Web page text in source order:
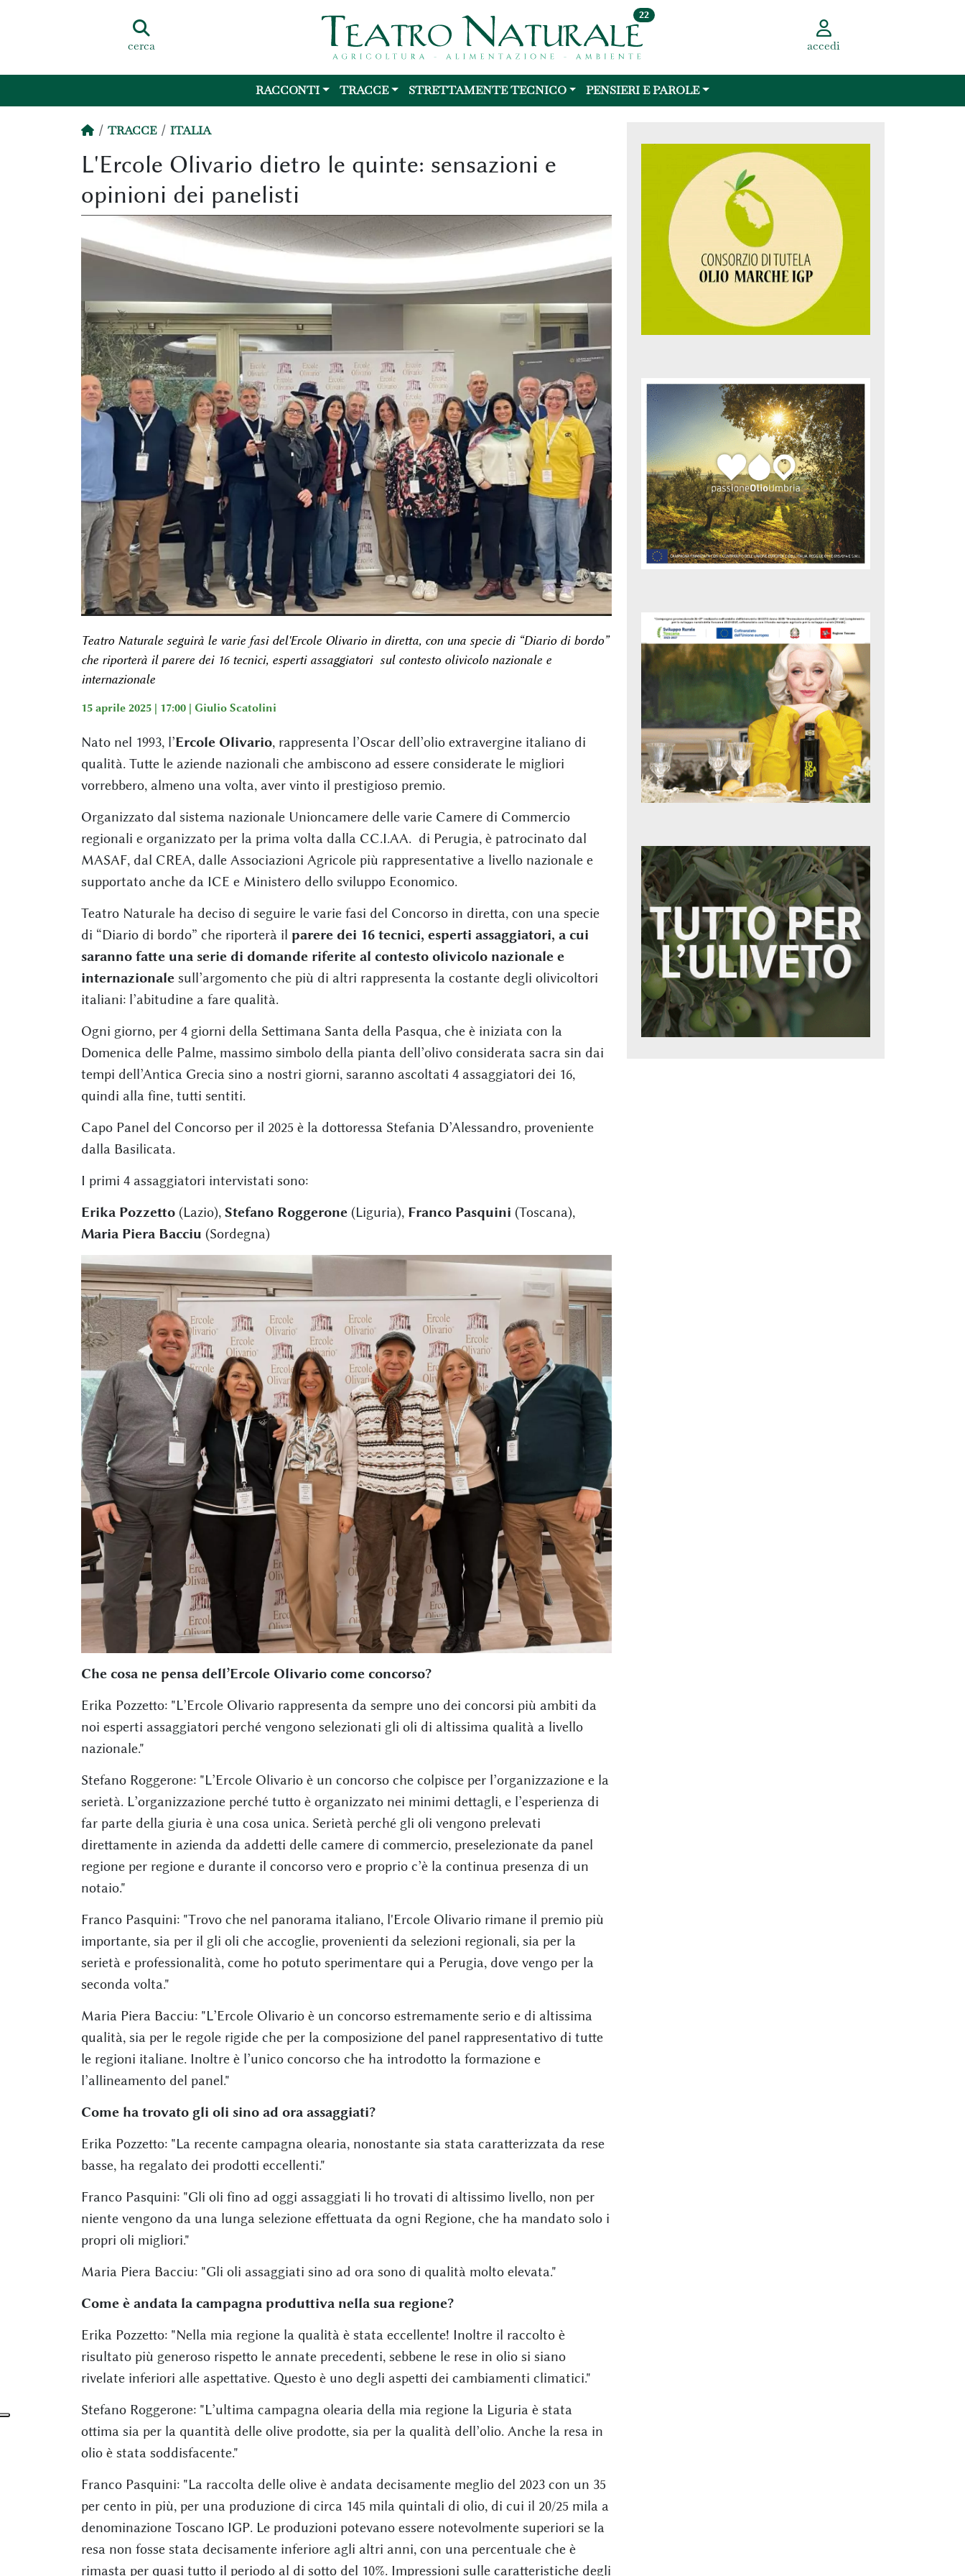
cerca
22
accedi
RACCONTI TRACCE STRETTAMENTE TECNICO PENSIERI E PAROLE
TRACCE ITALIA
L'Ercole Olivario dietro le quinte: sensazioni e
opinioni dei panelisti
Teatro Naturale seguirà le varie fasi del'Ercole Olivario in diretta, con una specie di “Diario di bordo”
che riporterà il parere dei 16 tecnici, esperti assaggiatori sul contesto olivicolo nazionale e
internazionale
15 aprile 2025 | 17:00 | Giulio Scatolini
Nato nel 1993, l’Ercole Olivario, rappresenta l’Oscar dell’olio extravergine italiano di
qualità. Tutte le aziende nazionali che ambiscono ad essere considerate le migliori
vorrebbero, almeno una volta, aver vinto il prestigioso premio.
Organizzato dal sistema nazionale Unioncamere delle varie Camere di Commercio
regionali e organizzato per la prima volta dalla CC.I.AA. di Perugia, è patrocinato dal
MASAF, dal CREA, dalle Associazioni Agricole più rappresentative a livello nazionale e
supportato anche da ICE e Ministero dello sviluppo Economico.
Teatro Naturale ha deciso di seguire le varie fasi del Concorso in diretta, con una specie
di “Diario di bordo” che riporterà il parere dei 16 tecnici, esperti assaggiatori, a cui
saranno fatte una serie di domande riferite al contesto olivicolo nazionale e
internazionalesull’argomento che più di altri rappresenta la costante degli olivicoltori
italiani: l’abitudine a fare qualità.
Ogni giorno, per 4 giorni della Settimana Santa della Pasqua, che è iniziata con la
Domenica delle Palme, massimo simbolo della pianta dell’olivo considerata sacra sin dai
tempi dell’Antica Grecia sino a nostri giorni, saranno ascoltati 4 assaggiatori dei 16,
quindi alla fine, tutti sentiti.
Capo Panel del Concorso per il 2025 è la dottoressa Stefania D’Alessandro, proveniente
dalla Basilicata.
I primi 4 assaggiatori intervistati sono:
Erika Pozzetto(Lazio), Stefano Roggerone(Liguria), Franco Pasquini (Toscana),
Maria Piera Bacciu (Sordegna)
Che cosa ne pensa dell’Ercole Olivario come concorso?
Erika Pozzetto: "L’Ercole Olivario rappresenta da sempre uno dei concorsi più ambiti da
noi esperti assaggiatori perché vengono selezionati gli oli di altissima qualità a livello
nazionale."
Stefano Roggerone: "L’Ercole Olivario è un concorso che colpisce per l’organizzazione e la
serietà. L’organizzazione perché tutto è organizzato nei minimi dettagli, e l’esperienza di
far parte della giuria è una cosa unica. Serietà perché gli oli vengono prelevati
direttamente in azienda da addetti delle camere di commercio, preselezionate da panel
regione per regione e durante il concorso vero e proprio c’è la continua presenza di un
notaio."
Franco Pasquini: "Trovo che nel panorama italiano, l'Ercole Olivario rimane il premio più
importante, sia per il gli oli che accoglie, provenienti da selezioni regionali, sia per la
serietà e professionalità, come ho potuto sperimentare qui a Perugia, dove vengo per la
seconda volta."
Maria Piera Bacciu: "L’Ercole Olivario è un concorso estremamente serio e di altissima
qualità, sia per le regole rigide che per la composizione del panel rappresentativo di tutte
le regioni italiane. Inoltre è l’unico concorso che ha introdotto la formazione e
l’allineamento del panel."
Come ha trovato gli oli sino ad ora assaggiati?
Erika Pozzetto: "La recente campagna olearia, nonostante sia stata caratterizzata da rese
basse, ha regalato dei prodotti eccellenti."
Franco Pasquini: "Gli oli fino ad oggi assaggiati li ho trovati di altissimo livello, non per
niente vengono da una lunga selezione effettuata da ogni Regione, che ha mandato solo i
propri oli migliori."
Maria Piera Bacciu: "Gli oli assaggiati sino ad ora sono di qualità molto elevata."
Come è andata la campagna produttiva nella sua regione?
Erika Pozzetto: "Nella mia regione la qualità è stata eccellente! Inoltre il raccolto è
risultato più generoso rispetto le annate precedenti, sebbene le rese in olio si siano
rivelate inferiori alle aspettative. Questo è uno degli aspetti dei cambiamenti climatici."
Stefano Roggerone: "L’ultima campagna olearia della mia regione la Liguria è stata
ottima sia per la quantità delle olive prodotte, sia per la qualità dell’olio. Anche la resa in
olio è stata soddisfacente."
Franco Pasquini: "La raccolta delle olive è andata decisamente meglio del 2023 con un 35
per cento in più, per una produzione di circa 145 mila quintali di olio, di cui il 20/25 mila a
denominazione Toscano IGP. Le produzioni potevano essere notevolmente superiori se la
resa non fosse stata decisamente inferiore agli altri anni, con una percentuale che è
rimasta per quasi tutto il periodo al di sotto del 10%. Impressioni sulle caratteristiche degli